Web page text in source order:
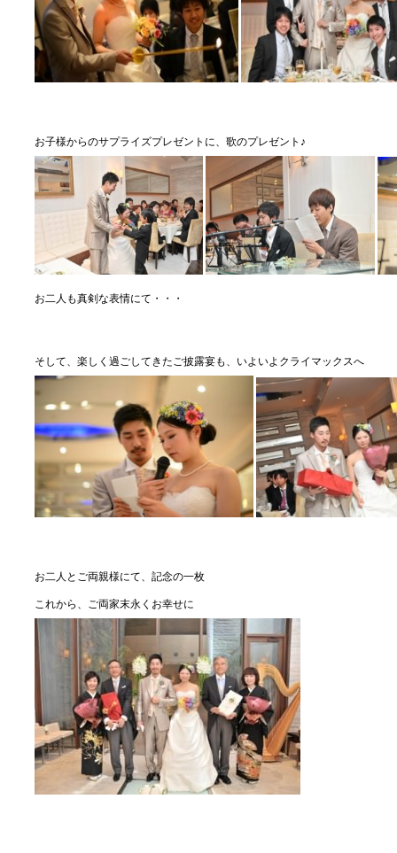
お子様からのサプライズプレゼントに、歌のプレゼント♪
お二人も真剣な表情にて・・・
そして、楽しく過ごしてきたご披露宴も、いよいよクライマックスへ
お二人とご両親様にて、記念の一枚
これから、ご両家末永くお幸せに